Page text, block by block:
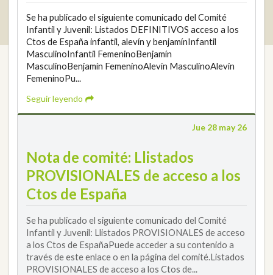
Se ha publicado el siguiente comunicado del Comité
Infantil y Juvenil: Listados DEFINITIVOS acceso a los
Ctos de España infantil, alevín y benjamínInfantil
MasculinoInfantil FemeninoBenjamín
MasculinoBenjamín FemeninoAlevín MasculinoAlevin
FemeninoPu...
Seguir leyendo
Jue 28 may 26
Nota de comité: Llistados
PROVISIONALES de acceso a los
Ctos de España
Se ha publicado el siguiente comunicado del Comité
Infantil y Juvenil: Llistados PROVISIONALES de acceso
a los Ctos de EspañaPuede acceder a su contenido a
través de este enlace o en la página del comité.Listados
PROVISIONALES de acceso a los Ctos de...
Política de Cookies
Aviso legal
© DarkSky
Widget de competiciones
Login